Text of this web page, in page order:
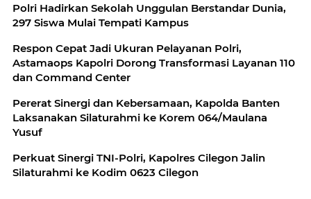
Polri Hadirkan Sekolah Unggulan Berstandar Dunia,
297 Siswa Mulai Tempati Kampus
Respon Cepat Jadi Ukuran Pelayanan Polri,
Astamaops Kapolri Dorong Transformasi Layanan 110
dan Command Center
Pererat Sinergi dan Kebersamaan, Kapolda Banten
Laksanakan Silaturahmi ke Korem 064/Maulana
Yusuf
Perkuat Sinergi TNI-Polri, Kapolres Cilegon Jalin
Silaturahmi ke Kodim 0623 Cilegon